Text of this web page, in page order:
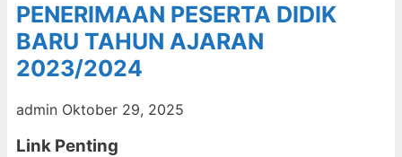
PENERIMAAN PESERTA DIDIK
BARU TAHUN AJARAN
2023/2024
admin Oktober 29, 2025
Link Penting